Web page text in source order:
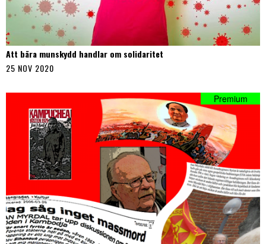
Att bära munskydd handlar om solidaritet
25 NOV 2020